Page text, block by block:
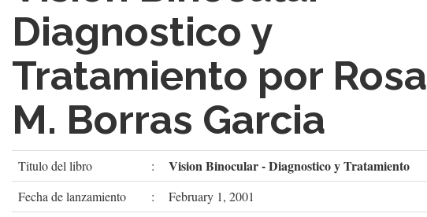
Diagnostico y
Tratamiento por Rosa
M. Borras Garcia
Titulo del libro : Vision Binocular - Diagnostico y Tratamiento
Fecha de lanzamiento :
February 1, 2001